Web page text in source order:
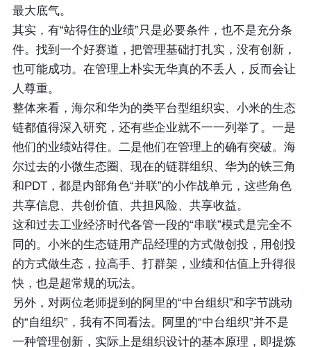
最大底气。
其实，有“站得住的业绩”只是必要条件，也不是充分条
件。找到一个好赛道，把管理基础打扎实，没有创新，
也可能成功。在管理上朴实无华真的不丢人，反而会让
人尊重。
整体来看，海尔和华为的类平台型组织实、小米的生态
链都值得深入研究，还有些企业就不一一列举了。一是
他们的业绩站得住。二是他们在管理上的确有突破。海
尔过去的小微生态圈、现在的链群组织、华为的铁三角
和PDT，都是内部角色“并联”的小作战单元，这些角色
共享信息、共创价值、共担风险、共享收益。
这和过去工业经济时代各管一段的“串联”模式是完全不
同的。小米的生态链用产品经理的方式做创投，用创投
的方式做生态，拉高手、打群架，业绩和估值上升得很
快，也是超常规的玩法。
另外，对两位老师提到的阿里的“中台组织”和字节跳动
的“自组织”，我有不同看法。阿里的“中台组织”并不是
一种管理创新，实际上是组织设计的基本原理，即提炼